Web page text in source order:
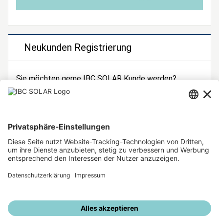
Neukunden Registrierung
Sie möchten gerne IBC SOLAR Kunde werden?
Dann registrieren Sie sich jetzt!
Unsere weiteren Angebote
IBC SOLAR Webseite